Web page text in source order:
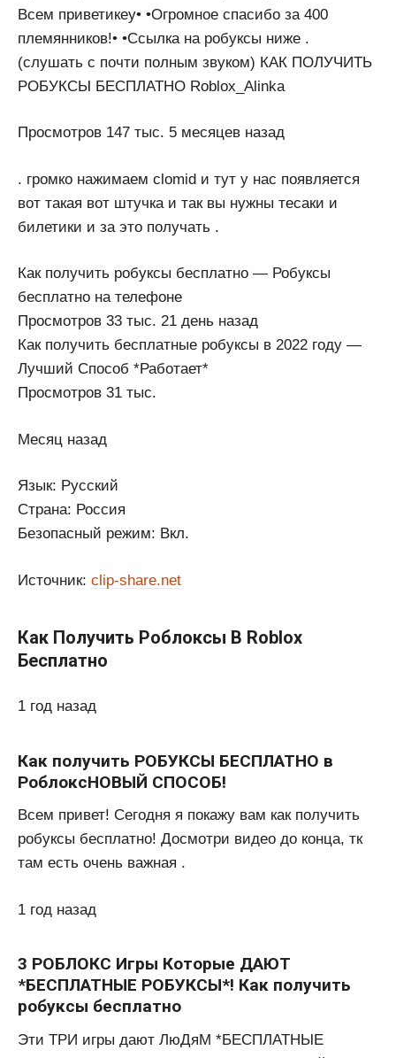
Всем приветикеу• •Огромное спасибо за 400
племянников!• •Ссылка на робуксы ниже .
(слушать с почти полным звуком) КАК ПОЛУЧИТЬ
РОБУКСЫ БЕСПЛАТНО Roblox_Alinka
Просмотров 147 тыс. 5 месяцев назад
. громко нажимаем clomid и тут у нас появляется
вот такая вот штучка и так вы нужны тесаки и
билетики и за это получать .
Как получить робуксы бесплатно — Робуксы
бесплатно на телефоне
Просмотров 33 тыс. 21 день назад
Как получить бесплатные робуксы в 2022 году —
Лучший Способ *Работает*
Просмотров 31 тыс.
Месяц назад
Язык: Русский
Страна: Россия
Безопасный режим: Вкл.
Источник: clip-share.net
Как Получить Роблоксы В Roblox
Бесплатно
1 год назад
Как получить РОБУКСЫ БЕСПЛАТНО в
РоблоксНОВЫЙ СПОСОБ!
Всем привет! Сегодня я покажу вам как получить
робуксы бесплатно! Досмотри видео до конца, тк
там есть очень важная .
1 год назад
3 РОБЛОКС Игры Которые ДАЮТ
*БЕСПЛАТНЫЕ РОБУКСЫ*! Как получить
робуксы бесплатно
Эти ТРИ игры дают ЛюДяМ *БЕСПЛАТНЫЕ